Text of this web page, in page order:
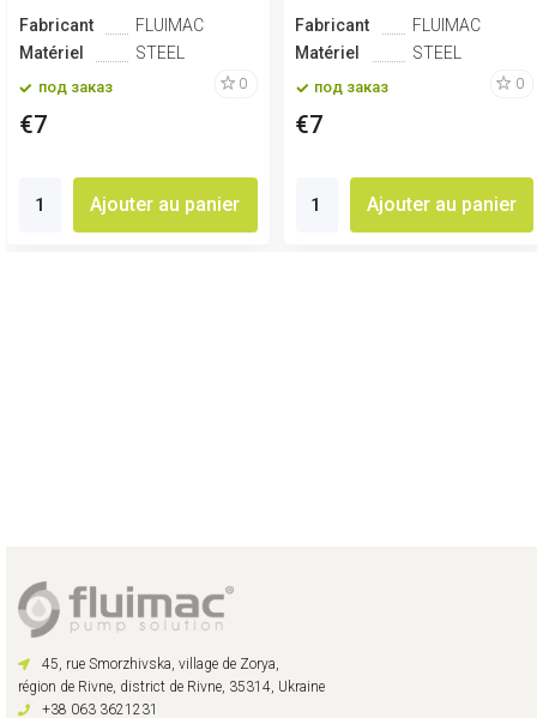
Fabricant
FLUIMAC
Matériel
STEEL
под заказ 0
€7
Ajouter au panier
Fabricant
FLUIMAC
Matériel
STEEL
под заказ 0
€7
Ajouter au panier
45, rue Smorzhivska, village de Zorya,
région de Rivne, district de Rivne, 35314, Ukraine
+38 063 3621231